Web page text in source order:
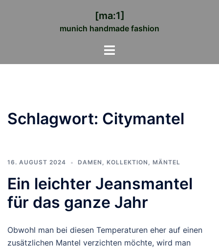
[ma:1]
munich handmade fashion
Menü
Schlagwort: Citymantel
16. AUGUST 2024 DAMEN , KOLLEKTION , MÄNTEL
Ein leichter Jeansmantel
für das ganze Jahr
Obwohl man bei diesen Temperaturen eher auf einen
zusätzlichen Mantel verzichten möchte, wird man